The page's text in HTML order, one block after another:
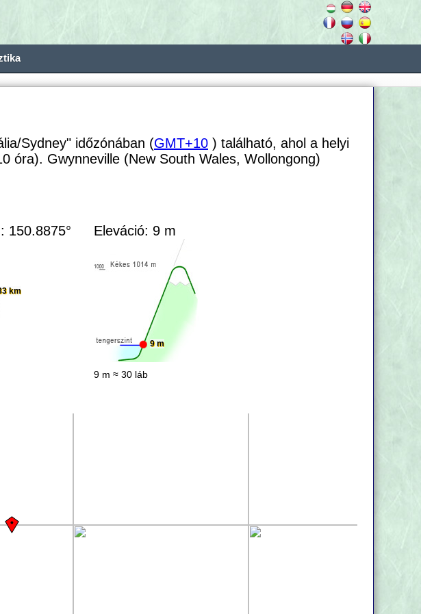
Sydney" időzónában (GMT+10 ) található, ahol a helyi
óra). Gwynneville (New South Wales, Wollongong)
150.8875°
km
Eleváció: 9 m
9 m
9 m ≈ 30 láb